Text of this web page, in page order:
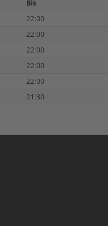
Bis
22:00
22:00
22:00
22:00
22:00
21:30